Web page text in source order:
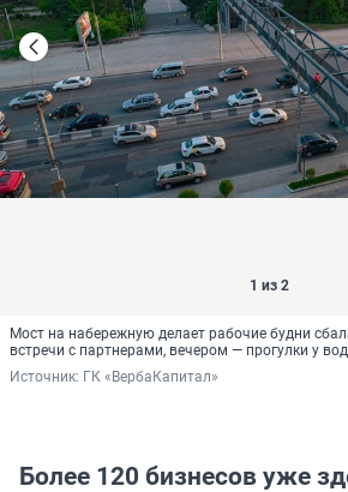
1 из 2
Мост на набережную делает рабочие будни
встречи с партнерами, вечером — прогулки у
Источник: ГК «ВербаКапитал»
Более 120 бизнесов уже